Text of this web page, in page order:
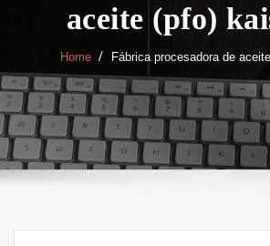
aceite (pfo)
Home Fábrica procesadora de